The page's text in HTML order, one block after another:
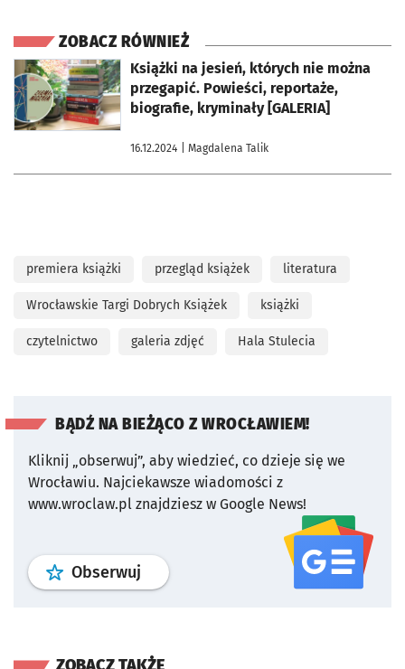
ZOBACZ RÓWNIEŻ
Książki na jesień, których nie można
przegapić. Powieści, reportaże,
biografie, kryminały [GALERIA]
16.12.2024 | Magdalena Talik
otworzy się w nowej karcie
premiera książki przegląd książek literatura
Wrocławskie Targi Dobrych Książek książki
czytelnictwo galeria zdjęć Hala Stulecia
BĄDŹ NA BIEŻĄCO Z WROCŁAWIEM!
Kliknij „obserwuj”, aby wiedzieć, co dzieje się we
Wrocławiu. Najciekawsze wiadomości z
www.wroclaw.pl znajdziesz w Google News!
Obserwuj profil serwisu